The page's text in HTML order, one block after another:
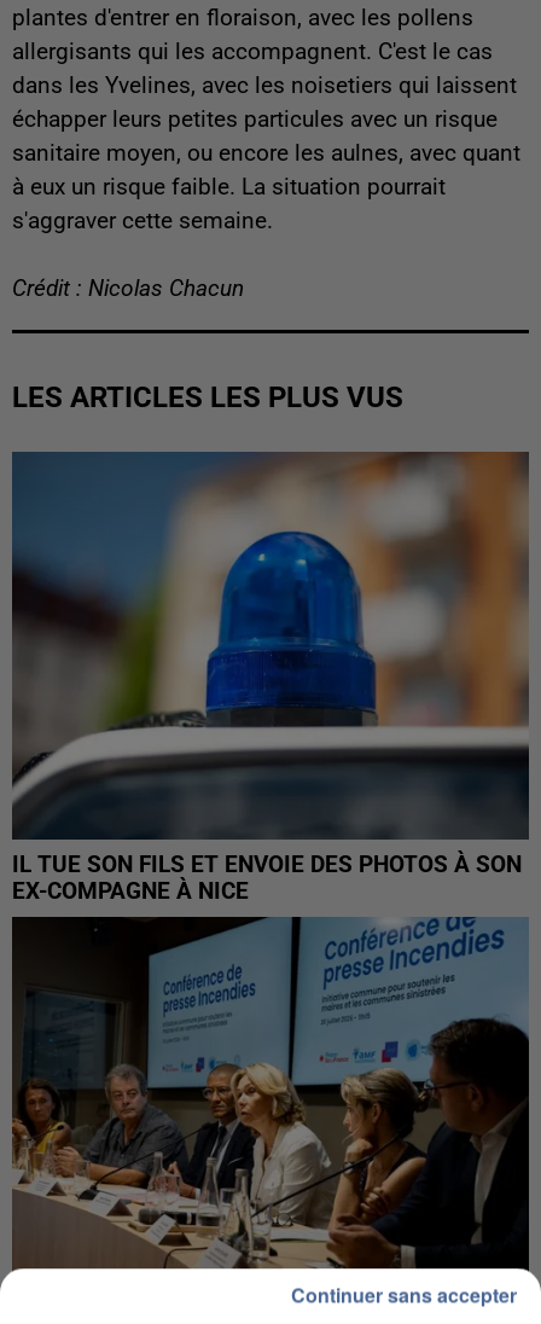
plantes d'entrer en floraison, avec les pollens
allergisants qui les accompagnent. C'est le cas
dans les Yvelines, avec les noisetiers qui laissent
échapper leurs petites particules avec un risque
sanitaire moyen, ou encore les aulnes, avec quant
à eux un risque faible. La situation pourrait
s'aggraver cette semaine.
Crédit : Nicolas Chacun
LES ARTICLES LES PLUS VUS
IL TUE SON FILS ET ENVOIE DES PHOTOS À SON
EX-COMPAGNE À NICE
Continuer sans accepter